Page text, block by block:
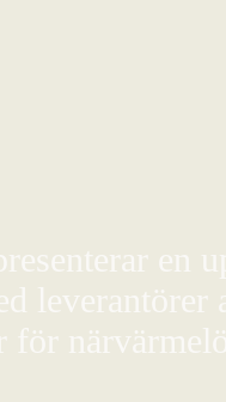
en
leverantörer
för